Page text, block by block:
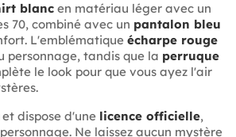
blancen matériau léger avec un
70, combiné avec un pantalon bleu
L'emblématique écharpe rouge
tandis que la perruque
le look pour que vous ayez l'air
et dispose d'une licence officielle,
Ne laissez aucun mystère